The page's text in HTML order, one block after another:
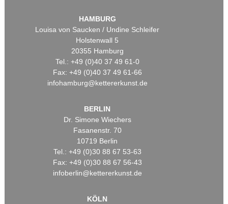
HAMBURG
Louisa von Saucken / Undine Schleifer
Holstenwall 5
20355 Hamburg
Tel.: +49 (0)40 37 49 61-0
Fax: +49 (0)40 37 49 61-66
infohamburg@kettererkunst.de
BERLIN
Dr. Simone Wiechers
Fasanenstr. 70
10719 Berlin
Tel.: +49 (0)30 88 67 53-63
Fax: +49 (0)30 88 67 56-43
infoberlin@kettererkunst.de
KÖLN